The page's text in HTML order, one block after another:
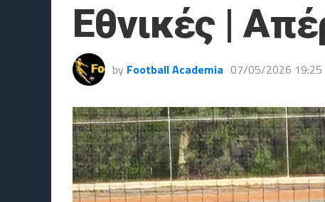
Εθνικές |
by Football Academia 07/05/2026 19:25